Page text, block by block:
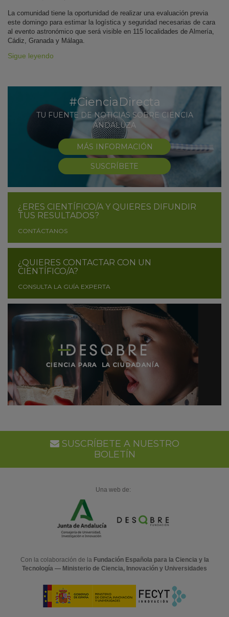
La comunidad tiene la oportunidad de realizar una evaluación previa
este domingo para estimar la logística y seguridad necesarias de cara
al evento astronómico que será visible en 115 localidades de Almería,
Cádiz, Granada y Málaga.
Sigue leyendo
#CienciaDirecta
TU FUENTE DE NOTICIAS SOBRE CIENCIA
ANDALUZA
MÁS INFORMACIÓN
SUSCRÍBETE
¿ERES CIENTÍFICO/A Y QUIERES DIFUNDIR
TUS RESULTADOS?
CONTÁCTANOS
¿QUIERES CONTACTAR CON UN
CIENTÍFICO/A?
CONSULTA LA GUÍA EXPERTA
SUSCRÍBETE A NUESTRO
BOLETÍN
Una web de:
Con la colaboración de la Fundación Española para la Ciencia y la
Tecnología — Ministerio de Ciencia, Innovación y Universidades